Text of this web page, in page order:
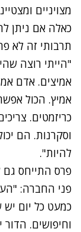
מצויניים
כאלה אם ניתן
תרבותי זה לא
"הייתי רוצה
אמיצים. אדם
אמיץ. הכול
כריזמטים.
וסקרנות. הם
להיות".
פרס התייחס גם
פני החברה:
כמעט כל יום יש
וחיפושים. הדור